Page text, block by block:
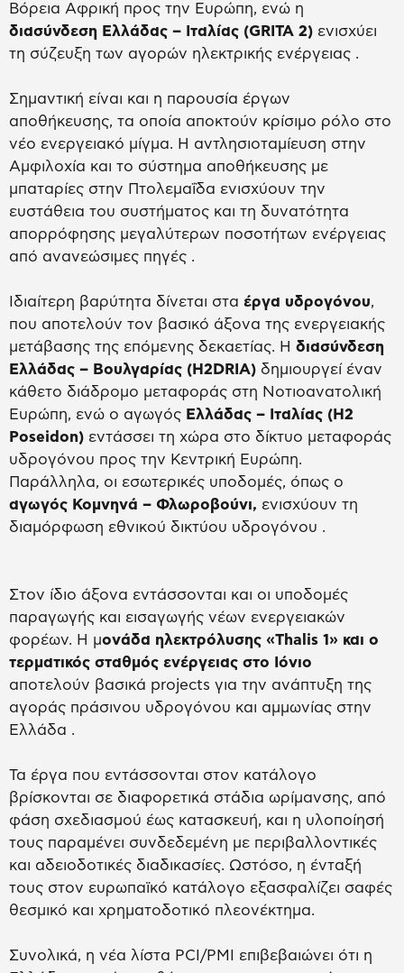
Βόρεια Αφρική προς την Ευρώπη, ενώ η
διασύνδεση Ελλάδας – Ιταλίας (GRITA 2) ενισχύει
τη σύζευξη των αγορών ηλεκτρικής ενέργειας .
Σημαντική είναι και η παρουσία έργων
αποθήκευσης, τα οποία αποκτούν κρίσιμο ρόλο στο
νέο ενεργειακό μίγμα. Η αντλησιοταμίευση στην
Αμφιλοχία και το σύστημα αποθήκευσης με
μπαταρίες στην Πτολεμαΐδα ενισχύουν την
ευστάθεια του συστήματος και τη δυνατότητα
απορρόφησης μεγαλύτερων ποσοτήτων ενέργειας
από ανανεώσιμες πηγές .
Ιδιαίτερη βαρύτητα δίνεται στα έργα υδρογόνου,
που αποτελούν τον βασικό άξονα της ενεργειακής
μετάβασης της επόμενης δεκαετίας. Η διασύνδεση
Ελλάδας – Βουλγαρίας (H2DRIA) δημιουργεί έναν
κάθετο διάδρομο μεταφοράς στη Νοτιοανατολική
Ευρώπη, ενώ ο αγωγός Ελλάδας – Ιταλίας (H2
Poseidon) εντάσσει τη χώρα στο δίκτυο μεταφοράς
υδρογόνου προς την Κεντρική Ευρώπη.
Παράλληλα, οι εσωτερικές υποδομές, όπως ο
αγωγός Κομνηνά – Φλωροβούνι, ενισχύουν τη
διαμόρφωση εθνικού δικτύου υδρογόνου .
Στον ίδιο άξονα εντάσσονται και οι υποδομές
παραγωγής και εισαγωγής νέων ενεργειακών
φορέων. Η μονάδα ηλεκτρόλυσης «Thalis 1» και ο
τερματικός σταθμός ενέργειας στο Ιόνιο
αποτελούν βασικά projects για την ανάπτυξη της
αγοράς πράσινου υδρογόνου και αμμωνίας στην
Ελλάδα .
Τα έργα που εντάσσονται στον κατάλογο
βρίσκονται σε διαφορετικά στάδια ωρίμανσης, από
φάση σχεδιασμού έως κατασκευή, και η υλοποίησή
τους παραμένει συνδεδεμένη με περιβαλλοντικές
και αδειοδοτικές διαδικασίες. Ωστόσο, η ένταξή
τους στον ευρωπαϊκό κατάλογο εξασφαλίζει σαφές
θεσμικό και χρηματοδοτικό πλεονέκτημα.
Συνολικά, η νέα λίστα PCI/PMI επιβεβαιώνει ότι η